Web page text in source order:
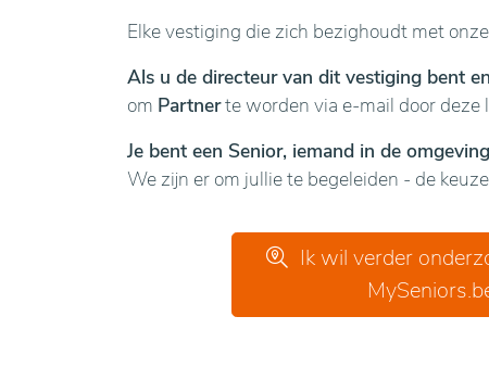
Elke vestiging die zich bezighoudt met onze
Als u de directeur van dit vestiging bent
om Partnerte worden via e-mail door deze
Je bent een Senior, iemand in de
We zijn er om jullie te begeleiden - de
Ik wil verder